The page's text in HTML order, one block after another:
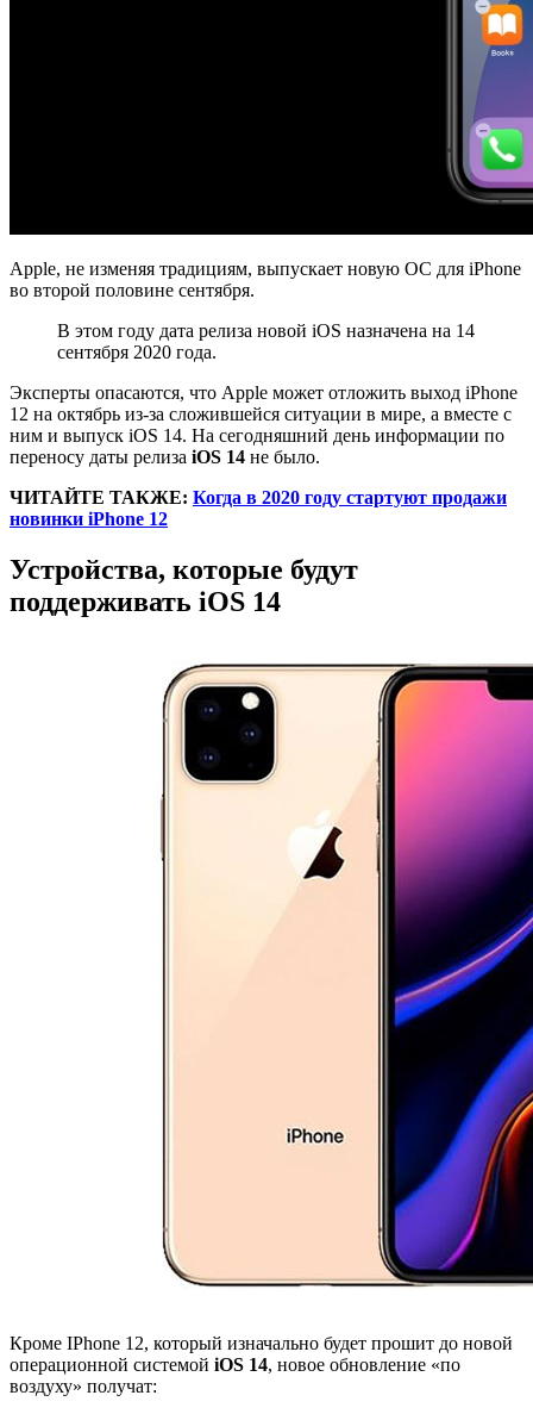
Apple, не изменяя традициям, выпускает новую ОС для iPhone
во второй половине сентября.
В этом году дата релиза новой iOS назначена на 14
сентября 2020 года.
Эксперты опасаются, что Apple может отложить выход iPhone
12 на октябрь из-за сложившейся ситуации в мире, а вместе с
ним и выпуск iOS 14. На сегодняшний день информации по
переносу даты релиза iOS 14 не было.
ЧИТАЙТЕ ТАКЖЕ: Когда в 2020 году стартуют продажи
новинки iPhone 12
Устройства, которые будут
поддерживать iOS 14
Кроме IPhone 12, который изначально будет прошит до новой
операционной системой iOS 14, новое обновление «по
воздуху» получат: